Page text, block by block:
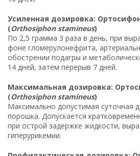
Усиленная дозировка:
(Orthosiphon stamineus)
По 2,5 грамма 3 раза в день, при
фоне гломерулонефрита,
обострении подагры и
14 дней, затем перерыв 7 дней.
Максимальная дозировка:
(Orthosiphon stamineus)
Максимально допустимая суточная
порошка. Допускается
при острой задержке жидкости,
гиперурикемии.